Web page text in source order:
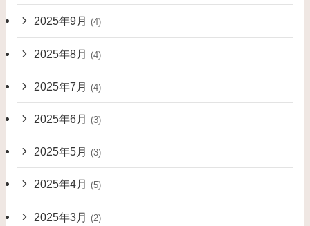
2025年9月 (4)
2025年8月 (4)
2025年7月 (4)
2025年6月 (3)
2025年5月 (3)
2025年4月 (5)
2025年3月 (2)